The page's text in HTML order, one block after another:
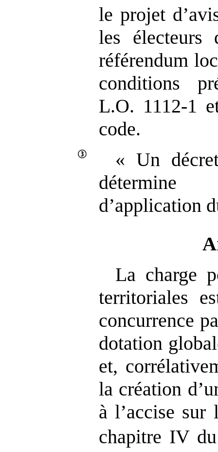
le projet
les électeurs
référendum
conditions
L.O. 1112‑1
code.
« Un
d’application
La charge
territoriales
concurrence
dotation
et,
la création
à l’accise sur
chapitre IV